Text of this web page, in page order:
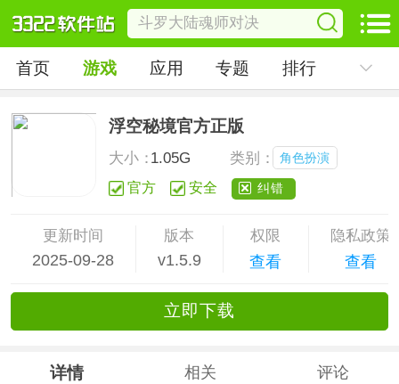
首页 游戏 应用 专题 排行
浮空秘境官方正版
大小：1.05G 类别： 角色扮演
官方 安全 纠错
更新时间
2025-09-28
版本
v1.5.9
权限
查看
隐私政策
查看
立即下载
详情 相关 评论